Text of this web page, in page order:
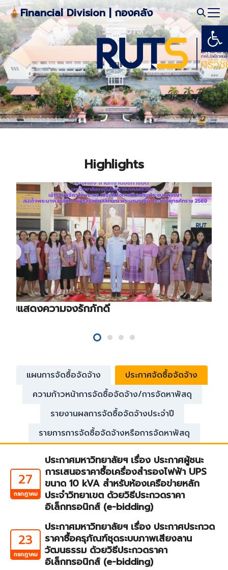
Skip
to
content
Financial Division | กองคลัง
Search
for:
Highlights
ร่วมแสดงความจงรักภักดี
แผนการจัดซื้อจัดจ้าง
ประกาศจัดซื้อจัดจ้าง
ความก้าวหน้าการจัดซื้อจัดจ้าง/การจัดหาพัสดุ
รายงานผลการจัดซื้อจัดจ้างประจำปี
รายการการจัดซื้อจัดจ้างหรือการจัดหาพัสดุ
27
กรกฎาคม
ประกาศมหาวิทยาลัยฯ เรื่อง ประกาศผู้ชนะ
การเสนอราคาซื้อเครื่องสำรองไฟฟ้า UPS
ขนาด 10 kVA สำหรับห้องเครือข่ายหลัก
ประจำวิทยาเขต ด้วยวิธีประกวดราคา
อิเล็กทรอนิกส์ (e-bidding)
23
กรกฎาคม
ประกาศมหาวิทยาลัยฯ เรื่อง ประกาศประกวด
ราคาซื้อครุภัณฑ์ชุดระบบภาพเสียงลาน
วัฒนธรรม ด้วยวิธีประกวดราคา
อิเล็กทรอนิกส์ (e-bidding)